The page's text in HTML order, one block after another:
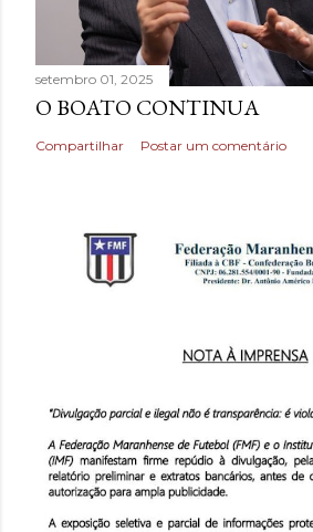
setembro 01, 2025
O BOATO CONTINUA
Compartilhar Postar um comentário